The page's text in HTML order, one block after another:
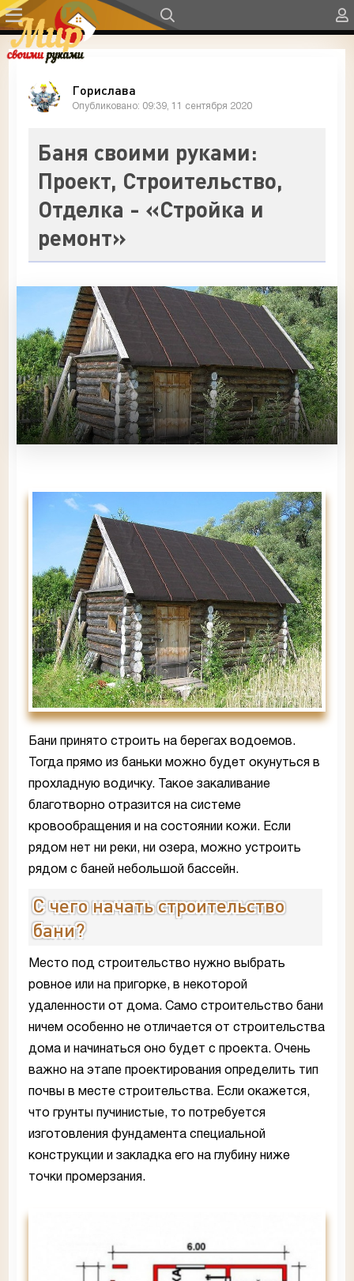
Горислава
Опубликовано: 09:39, 11 сентября 2020
Баня своими руками:
Проект, Строительство,
Отделка - «Стройка и
ремонт»
Бани принято строить на берегах водоемов.
Тогда прямо из баньки можно будет окунуться в
прохладную водичку. Такое закаливание
благотворно отразится на системе
кровообращения и на состоянии кожи. Если
рядом нет ни реки, ни озера, можно устроить
рядом с баней небольшой бассейн.
С чего начать строительство
бани?
Место под строительство нужно выбрать
ровное или на пригорке, в некоторой
удаленности от дома. Само строительство бани
ничем особенно не отличается от строительства
дома и начинаться оно будет с проекта. Очень
важно на этапе проектирования определить тип
почвы в месте строительства. Если окажется,
что грунты пучинистые, то потребуется
изготовления фундамента специальной
конструкции и закладка его на глубину ниже
точки промерзания.